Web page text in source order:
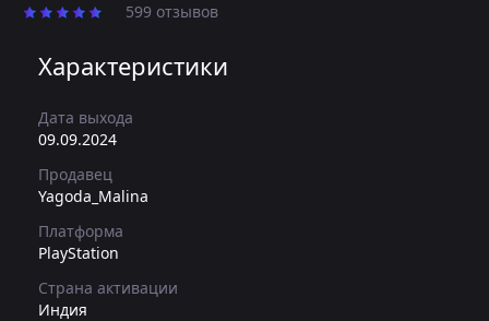
599 отзывов
Характеристики
Дата выхода
09.09.2024
Продавец
Yagoda_Malina
Платформа
PlayStation
Страна активации
Индия